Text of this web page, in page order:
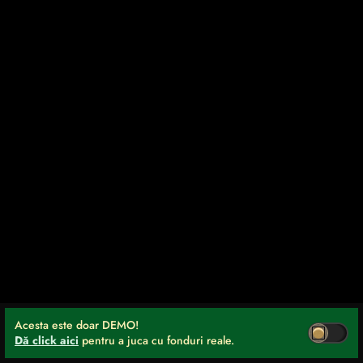
Acesta este doar DEMO!
Dă click aici pentru a juca cu fonduri reale.